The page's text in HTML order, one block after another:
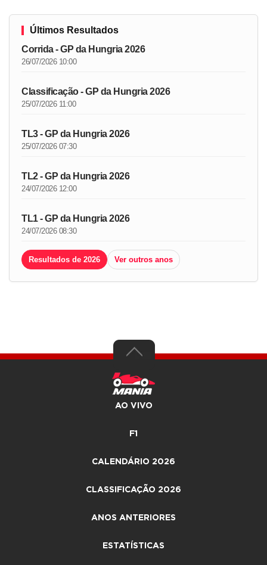
Últimos Resultados
Corrida - GP da Hungria 2026
26/07/2026 10:00
Classificação - GP da Hungria 2026
25/07/2026 11:00
TL3 - GP da Hungria 2026
25/07/2026 07:30
TL2 - GP da Hungria 2026
24/07/2026 12:00
TL1 - GP da Hungria 2026
24/07/2026 08:30
Resultados de 2026 Ver outros anos
AO VIVO
F1
CALENDÁRIO 2026
CLASSIFICAÇÃO 2026
ANOS ANTERIORES
ESTATÍSTICAS